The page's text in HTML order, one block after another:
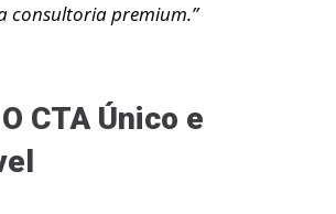
consultoria premium.”
CTA Único e